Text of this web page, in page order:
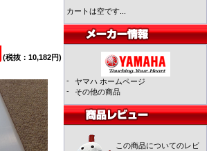
(税抜：10,182円)
カートは空です...
-
ヤマハ ホームページ
-
その他の商品
この商品についてのレビ